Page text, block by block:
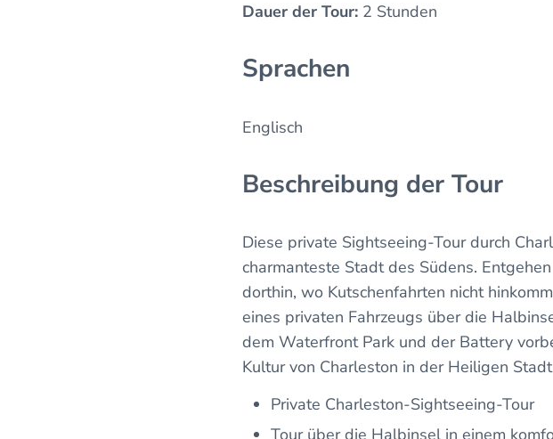
Dauer der Tour: 2 Stunden
Sprachen
Englisch
Beschreibung der Tour
Diese private Sightseeing-Tour durch
charmanteste Stadt des Südens.
dorthin, wo Kutschenfahrten nicht
eines privaten Fahrzeugs über die
dem Waterfront Park und der Battery
Kultur von Charleston in der Heiligen
Private Charleston-Sightseeing-Tour
Tour über die Halbinsel in einem